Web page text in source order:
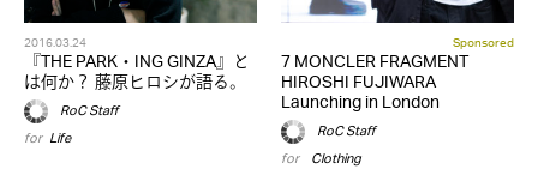
2016.03.24
『THE PARK・ING GINZA』と
は何か？ 藤原ヒロシが語る。
RoC Staff
for Life
Sponsored
7 MONCLER FRAGMENT
HIROSHI FUJIWARA
Launching in London
RoC Staff
for Clothing